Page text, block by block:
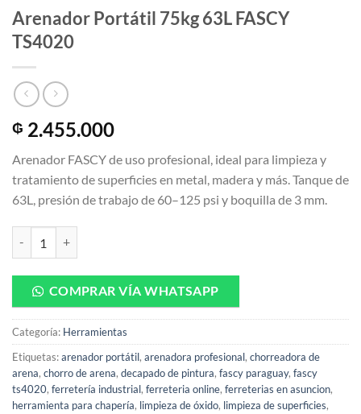
Arenador Portátil 75kg 63L FASCY
TS4020
₲ 2.455.000
Arenador FASCY de uso profesional, ideal para limpieza y
tratamiento de superficies en metal, madera y más. Tanque de
63L, presión de trabajo de 60–125 psi y boquilla de 3 mm.
COMPRAR VÍA WHATSAPP
Categoría: Herramientas
Etiquetas:arenador portátil, arenadora profesional, chorreadora de
arena, chorro de arena, decapado de pintura, fascy paraguay, fascy
ts4020, ferretería industrial, ferreteria online, ferreterias en asuncion,
herramienta para chapería, limpieza de óxido, limpieza de superficies,